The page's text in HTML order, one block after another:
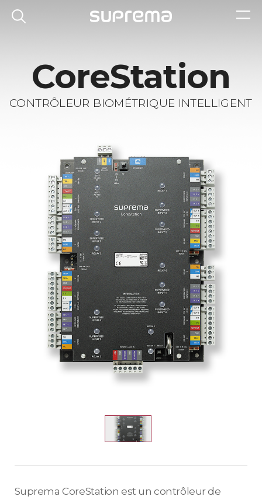
CoreStation
CONTRÔLEUR BIOMÉTRIQUE INTELLIGENT
Suprema CoreStation est un contrôleur de